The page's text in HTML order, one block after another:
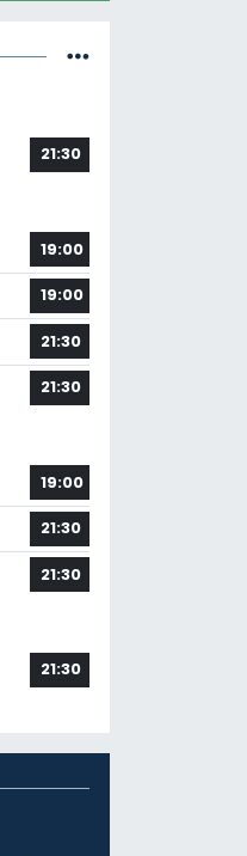
21:30
19:00
19:00
21:30
21:30
19:00
21:30
21:30
21:30